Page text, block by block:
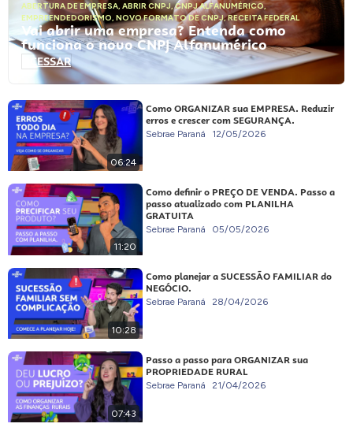
ABERTURA DE EMPRESA, ABRIR CNPJ,CNPJ ALFANUMÉRICO,
EMPREENDEDORISMO, NOVO FORMATO DE CNPJ,RECEITA FEDERAL
Vai abrir uma empresa? Entenda como
funciona o novo CNPJ Alfanumérico
ACESSAR
06:24
Como ORGANIZAR sua EMPRESA. Reduzir
erros e crescer com SEGURANÇA.
Sebrae Paraná 12/05/2026
11:20
Como definir o PREÇO DE VENDA. Passo a
passo atualizado com PLANILHA
GRATUITA
Sebrae Paraná 05/05/2026
10:28
Como planejar a SUCESSÃO FAMILIAR do
NEGÓCIO.
Sebrae Paraná 28/04/2026
07:43
Passo a passo para ORGANIZAR sua
PROPRIEDADE RURAL
Sebrae Paraná 21/04/2026